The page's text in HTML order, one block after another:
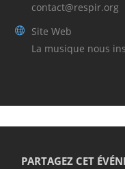
contact@respir.org
Site Web
La musique nous
PARTAGEZ CET